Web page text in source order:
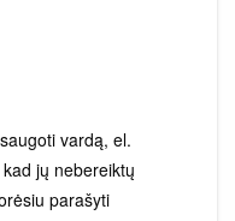
vardą, el.
jų nebereiktų
parašyti